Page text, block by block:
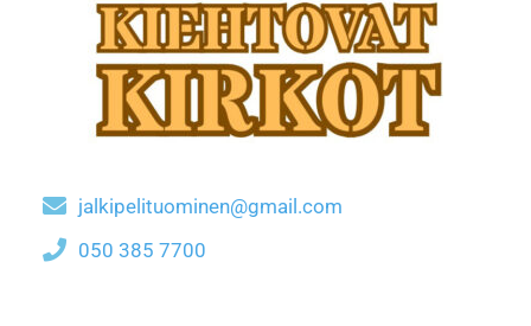
jalkipelituominen@gmail.com
050 385 7700